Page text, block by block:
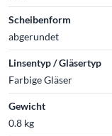
Scheibenform
abgerundet
Linsentyp / Gläsertyp
Farbige Gläser
Gewicht
0.8 kg